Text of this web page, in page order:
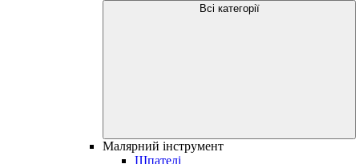
Всі категорії
Малярний інструмент
Шпателі